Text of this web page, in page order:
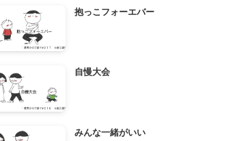
抱っこフォーエバー
自慢大会
みんな一緒がいい